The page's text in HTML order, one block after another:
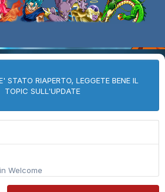
STATO RIAPERTO, LEGGETE BENE IL
TOPIC SULL'UPDATE
in Welcome